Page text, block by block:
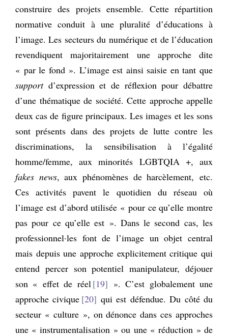
construire des projets ensemble. Cette répartition
normative conduit à une pluralité d’éducations à
l’image. Les secteurs du numérique et de l’éducation
revendiquent majoritairement une approche dite
« par le fond ». L’image est ainsi saisie en tant que
support d’expression et de réflexion pour débattre
d’une thématique de société. Cette approche appelle
deux cas de figure principaux. Les images et les sons
sont présents dans des projets de lutte contre les
discriminations, la sensibilisation à l’égalité
homme/femme, aux minorités LGBTQIA +, aux
fakes news, aux phénomènes de harcèlement, etc.
Ces activités pavent le quotidien du réseau où
l’image est d’abord utilisée « pour ce qu’elle montre
pas pour ce qu’elle est ». Dans le second cas, les
professionnel·les font de l’image un objet central
mais depuis une approche explicitement critique qui
entend percer son potentiel manipulateur, déjouer
son « effet de réel 19
». C’est globalement une
approche civique 20 qui est défendue. Du côté du
secteur « culture », on dénonce dans ces approches
une « instrumentalisation » ou une « réduction » de